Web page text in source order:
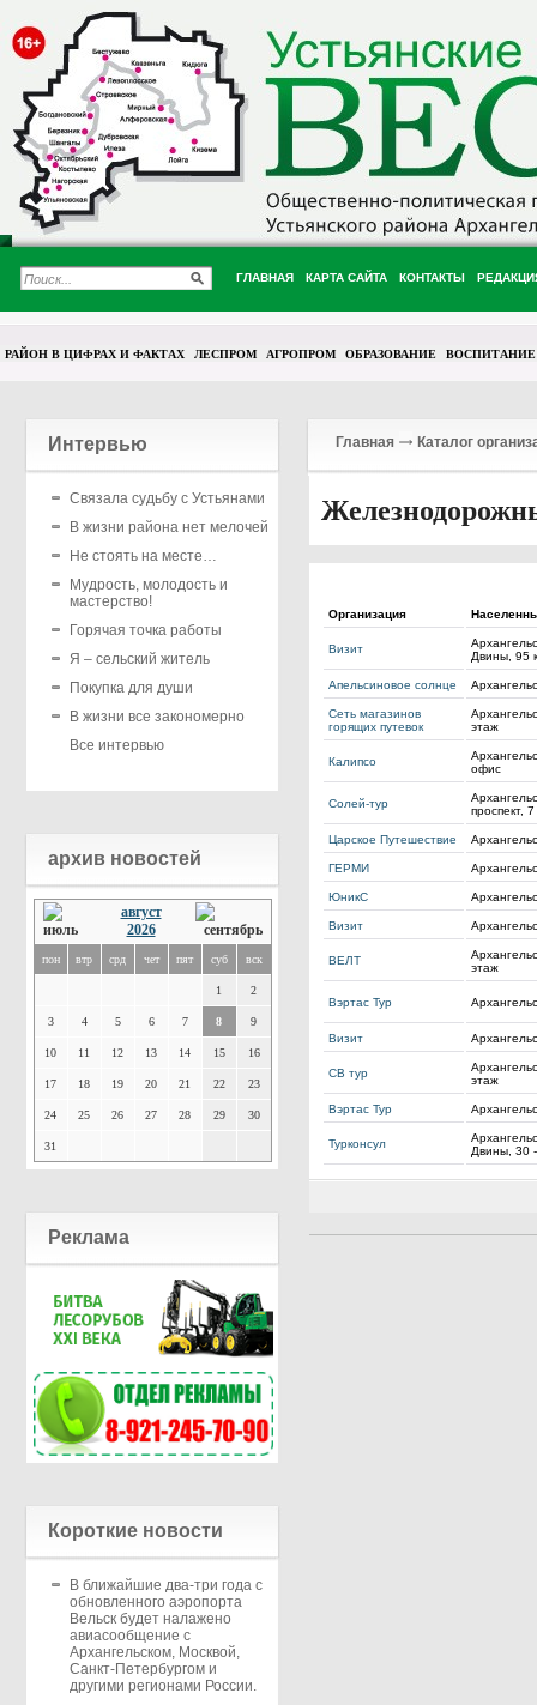
ГЛАВНАЯ КАРТА САЙТА КОНТАКТЫ
РАЙОН В ЦИФРАХ И ФАКТАХ ЛЕСПРОМ АГРОПРОМ ОБРАЗОВАНИЕ ВОСПИТАНИЕ
Интервью
Связала судьбу с Устьянами
В жизни района нет мелочей
Не стоять на месте…
Мудрость, молодость и
мастерство!
Горячая точка работы
Я – сельский житель
Покупка для души
В жизни все закономерно
Все интервью
архив новостей
август
2026
пон втр срд чет пят суб вск
1 2
3 4 5 6 7 8 9
10 11 12 13 14 15 16
17 18 19 20 21 22 23
24 25 26 27 28 29 30
31
Реклама
Короткие новости
В ближайшие два-три года с
обновленного аэропорта
Вельск будет налажено
авиасообщение с
Архангельском, Москвой,
Санкт-Петербургом и
другими регионами России.
Главная Каталог
Организация
Визит
Двины, 95
Апельсиновое солнце
Сеть магазинов
горящих путевок
этаж
Калипсо
офис
Солей-тур
проспект,
Царское Путешествие
ГЕРМИ
ЮникС
Визит
ВЕЛТ
этаж
Вэртас Тур
Визит
СВ тур
этаж
Вэртас Тур
Турконсул
Двины, 30